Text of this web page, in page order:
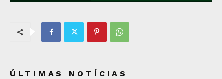
ÚLTIMAS NOTÍCIAS